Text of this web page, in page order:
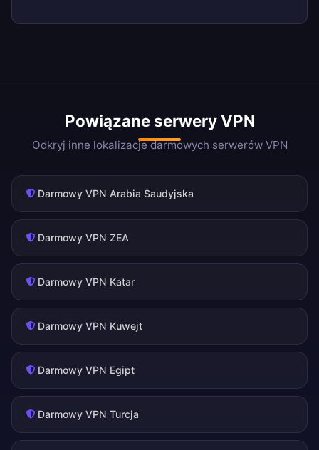
Powiązane serwery VPN
Odkryj inne lokalizacje darmowych serwerów VPN
Darmowy VPN Arabia Saudyjska
Darmowy VPN ZEA
Darmowy VPN Katar
Darmowy VPN Kuwejt
Darmowy VPN Egipt
Darmowy VPN Turcja